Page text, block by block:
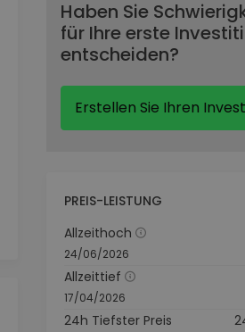
Haben Sie
für Ihre erste
entscheiden?
Erstellen Sie Ihren
PREIS-LEISTUNG
Allzeithoch
24/06/2026
Allzeittief
17/04/2026
24h Tiefster Preis